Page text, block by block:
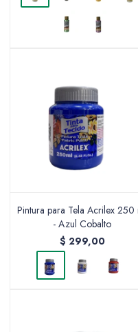
Pintura para Tela Acrilex 250
- Azul Cobalto
$ 299,00